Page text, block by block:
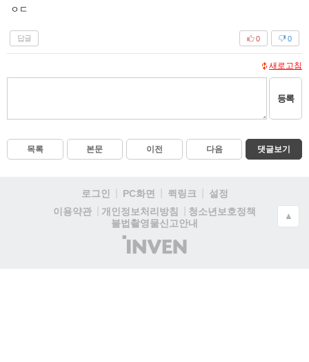
ㅇㄷ
답글 0
0
새로고침
등록
목록 본문 이전 다음 댓글보기
로그인 PC화면 퀵링크
설정
이용약관
개인정보처리방침
청소년보호정책
불법촬영물신고안내
(주)
인
▲